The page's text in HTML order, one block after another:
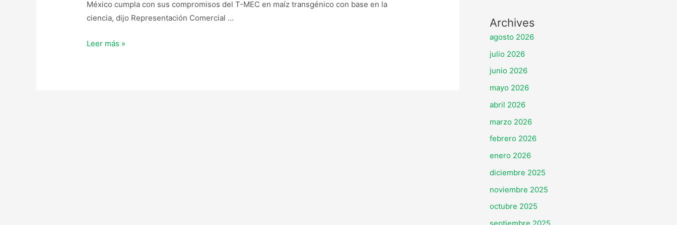
México cumpla con sus compromisos del T-MEC en maíz transgénico con base en la
ciencia, dijo Representación Comercial …
Leer más »
Archives
agosto 2026
julio 2026
junio 2026
mayo 2026
abril 2026
marzo 2026
febrero 2026
enero 2026
diciembre 2025
noviembre 2025
octubre 2025